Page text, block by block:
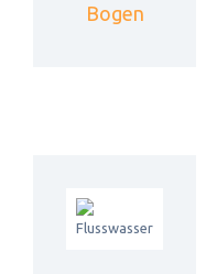
Bogen